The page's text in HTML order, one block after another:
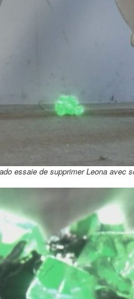
essaie de supprimer Leona avec